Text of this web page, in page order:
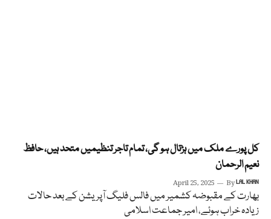
کل پورے ملک میں ہڑتال ہو گی، تمام تاجر تنظیمیں متحد ہیں، حافظ
نعیم الرحمان
April 25, 2025 ByLAL KHAN
بھارت کے مقبوضہ کشمیر میں فالس فلیگ آپریشن کے بعد حالات
زیادہ خراب ہوئے، امیر جماعت اسلامی